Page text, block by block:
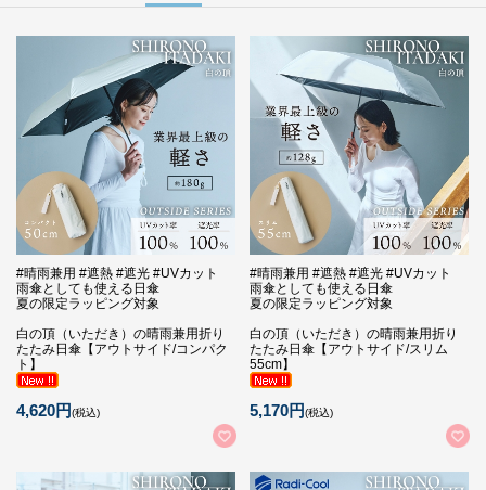
#晴雨兼用 #遮熱 #遮光 #UVカット
雨傘としても使える日傘
夏の限定ラッピング対象
白の頂（いただき）の晴雨兼用折り
たたみ日傘【アウトサイド/コンパク
ト】
4,620円(税込)
#晴雨兼用 #遮熱 #遮光 #UVカット
雨傘としても使える日傘
夏の限定ラッピング対象
白の頂（いただき）の晴雨兼用折り
たたみ日傘【アウトサイド/スリム
55cm】
5,170円(税込)